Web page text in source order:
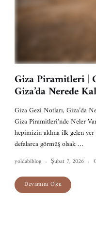
Giza Piramitleri |
Giza’da Nerede
Giza Gezi Notları, Giza’da
Giza Piramitleri’nde Neler
hepimizin aklına ilk gelen
defalarca görmüş olsak …
yoldabiblog Şubat 7, 2026
Devamını Oku